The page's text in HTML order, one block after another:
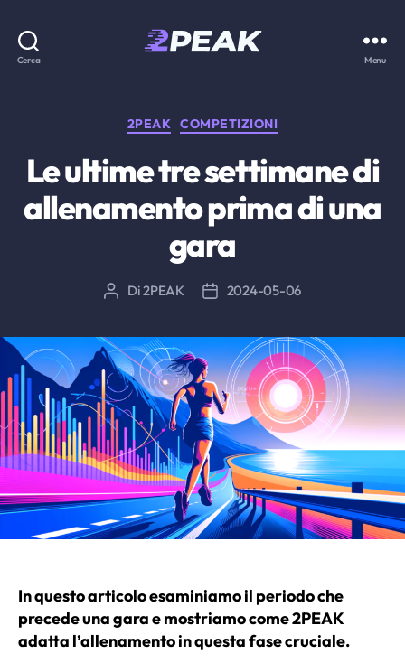
Cerca Menu
Categorie
2PEAK COMPETIZIONI
Le ultime tre settimane di
allenamento prima di una
gara
Autore
Di2PEAK
Data2024-05-06
In questo articolo esaminiamo il periodo che
precede una gara e mostriamo come 2PEAK
adatta l’allenamento in questa fase cruciale.